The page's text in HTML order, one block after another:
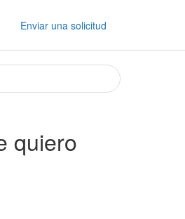
Enviar una solicitud
quiero